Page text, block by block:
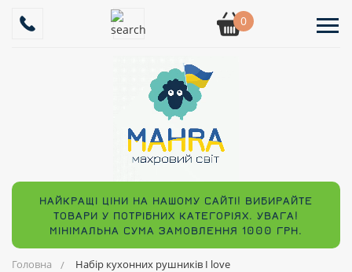
0
НАЙКРАЩІ ЦІНИ НА НАШОМУ САЙТІ! ВИБИРАЙТЕ
ТОВАРИ У ПОТРІБНИХ КАТЕГОРІЯХ. УВАГА!
МІНІМАЛЬНА СУМА ЗАМОВЛЕННЯ 1000 ГРН.
Головна Набір кухонних рушників I love